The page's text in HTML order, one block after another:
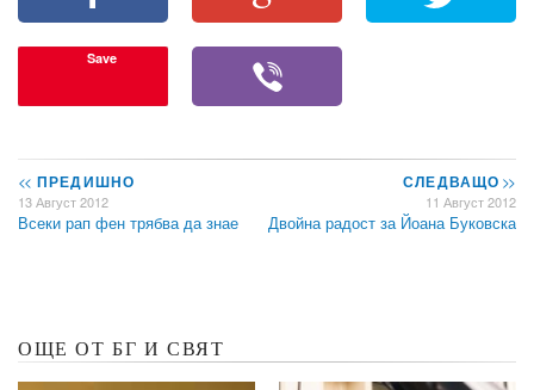
Save
<< ПРЕДИШНО
13 Август 2012
Всеки рап фен трябва да знае
СЛЕДВАЩО>>
11 Август 2012
Двойна радост за Йоана Буковска
ОЩЕ ОТ БГ И СВЯТ